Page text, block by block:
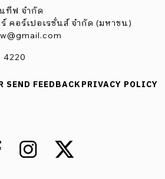
ทีฟ จำกัด
คอร์เปอเรชั่นส์ จำกัด (มหาชน)
4220
SEND FEEDBACKPRIVACY POLICY